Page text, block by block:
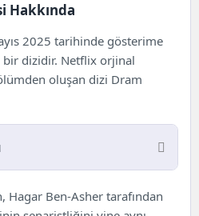
Hakkında
2025 tarihinde gösterime
bir dizidir. Netflix orjinal
oluşan dizi Dram
Hakkında
Hagar Ben-Asher tarafından